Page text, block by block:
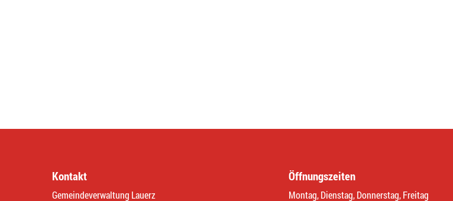
Kontakt
Gemeindeverwaltung Lauerz
Öffnungszeiten
Montag, Dienstag, Donnerstag, Freitag